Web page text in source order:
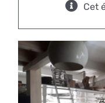
Le MAMCS
Cet